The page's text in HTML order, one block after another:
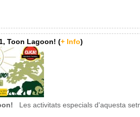
Toon Lagoon! (+ Info)
Les activitats especials d'aquesta